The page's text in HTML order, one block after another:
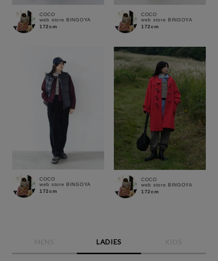
COCO
web store BINGOYA
172cm
COCO
web store BINGOYA
172cm
COCO
web store BINGOYA
172cm
COCO
web store BINGOYA
172cm
MENS LADIES KIDS